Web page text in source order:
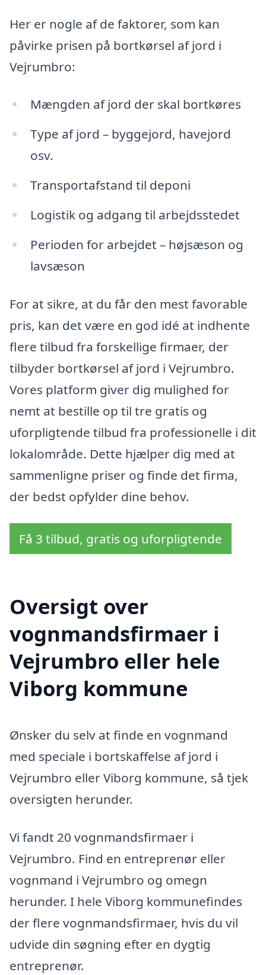
Her er nogle af de faktorer, som kan
påvirke prisen på bortkørsel af jord i
Vejrumbro:
Mængden af jord der skal bortkøres
Type af jord – byggejord, havejord
osv.
Transportafstand til deponi
Logistik og adgang til arbejdsstedet
Perioden for arbejdet – højsæson og
lavsæson
For at sikre, at du får den mest favorable
pris, kan det være en god idé at indhente
flere tilbud fra forskellige firmaer, der
tilbyder bortkørsel af jord i Vejrumbro.
Vores platform giver dig mulighed for
nemt at bestille op til tre gratis og
uforpligtende tilbud fra professionelle i dit
lokalområde. Dette hjælper dig med at
sammenligne priser og finde det firma,
der bedst opfylder dine behov.
Få 3 tilbud, gratis og uforpligtende
Oversigt over
vognmandsfirmaer i
Vejrumbro eller hele
Viborg kommune
Ønsker du selv at finde en vognmand
med speciale i bortskaffelse af jord i
Vejrumbro eller Viborg kommune, så tjek
oversigten herunder.
Vi fandt 20 vognmandsfirmaer i
Vejrumbro. Find en entreprenør eller
vognmand i Vejrumbro og omegn
herunder. I hele Viborg kommunefindes
der flere vognmandsfirmaer, hvis du vil
udvide din søgning efter en dygtig
entreprenør.